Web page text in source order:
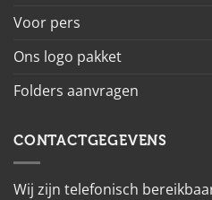
Voor pers
Ons logo pakket
Folders aanvragen
CONTACTGEGEVENS
Wij zijn telefonisch